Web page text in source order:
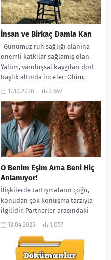
İnsan ve Birkaç Damla Kan
Günümüz ruh sağlığı alanına
önemli katkılar sağlamış olan
Yalom, varoluşsal kaygıları dört
başlık altında inceler: Ölüm,
Özgürlük/Sorumluluk, Yalnızlık
17.10.2020 2.697
O Benim Eşim Ama Beni Hiç
Anlamıyor!
İlişkilerde tartışmaların çoğu,
konudan çok konuşma tarzıyla
ilgilidir. Partnerler arasındaki
tartışmalar genellikle bir
birbirlerinin duygusal yaralarına
dokunmalarıyla...
13.04.2025 1.057